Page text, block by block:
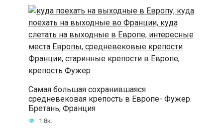
Самая большая сохранившаяся
средневековая крепость в Европе- Фужер.
Бретань, Франция
1.8к.